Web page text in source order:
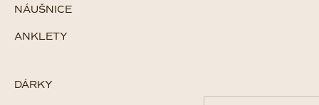
NÁUŠNICE
ANKLETY
DÁRKY